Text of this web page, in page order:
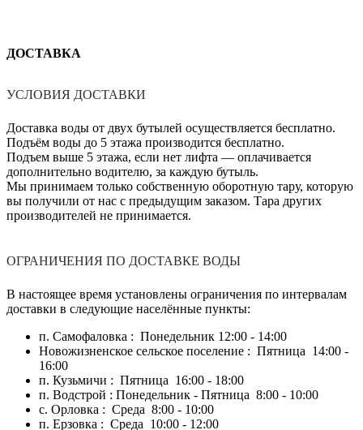
ДОСТАВКА
УСЛОВИЯ ДОСТАВКИ
Доставка воды от двух бутылей осуществляется бесплатно.
Подъём воды до 5 этажа производится бесплатно.
Подъем выше 5 этажа, если нет лифта — оплачивается
дополнительно водителю, за каждую бутыль.
Мы принимаем только собственную оборотную тару, которую
вы получили от нас с предыдущим заказом. Тара других
производителей не принимается.
ОГРАНИЧЕНИЯ ПО ДОСТАВКЕ ВОДЫ
В настоящее время установлены ограничения по интервалам
доставки в следующие населённые пункты:
п. Самофаловка : Понедельник 12:00 - 14:00
Новожизненское сельское поселение : Пятница 14:00 -
16:00
п. Кузьмичи : Пятница 16:00 - 18:00
п. Водстрой : Понедельник - Пятница 8:00 - 10:00
с. Орловка : Среда 8:00 - 10:00
п. Ерзовка : Среда 10:00 - 12:00